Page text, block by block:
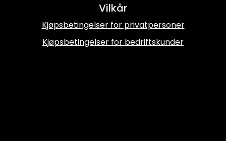
Vilkår
Kjøpsbetingelser for privatpersoner
Kjøpsbetingelser for bedriftskunder